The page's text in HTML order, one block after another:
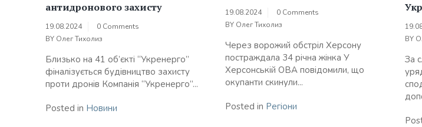
антидронового захисту
19.08.2024
0 Comments
BY Олег Тихолиз
Близько на 41 об’єкті “Укренерго”
фіналізується будівництво захисту
проти дронів Компанія “Укренерго”...
Posted in Новини
19.08.2024
0 Comments
BY Олег Тихолиз
Через ворожий обстріл Херсону
постраждала 34 річна жінка У
Херсонській ОВА повідомили, що
окупанти скинули...
Posted in Регіони
BY
За